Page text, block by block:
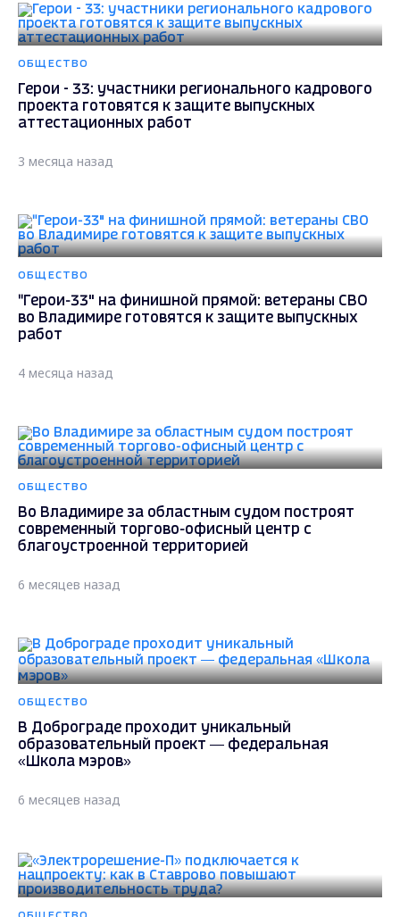
ОБЩЕСТВО
Герои - 33: участники регионального кадрового
проекта готовятся к защите выпускных
аттестационных работ
3 месяца назад
ОБЩЕСТВО
"Герои-33" на финишной прямой: ветераны СВО
во Владимире готовятся к защите выпускных
работ
4 месяца назад
ОБЩЕСТВО
Во Владимире за областным судом построят
современный торгово-офисный центр с
благоустроенной территорией
6 месяцев назад
ОБЩЕСТВО
В Доброграде проходит уникальный
образовательный проект — федеральная
«Школа мэров»
6 месяцев назад